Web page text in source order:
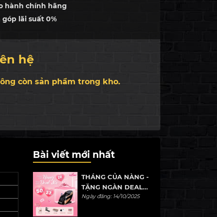
hành chính hãng
góp lãi suất 0%
Y - 302
2022
toàn quốc
hệ
còn sản phẩm trong kho.
Bài viết mới nhất
THÁNG CỦA NÀNG -
TẶNG NGÀN DEAL
SỖC
Ngày đăng: 14/10/2025